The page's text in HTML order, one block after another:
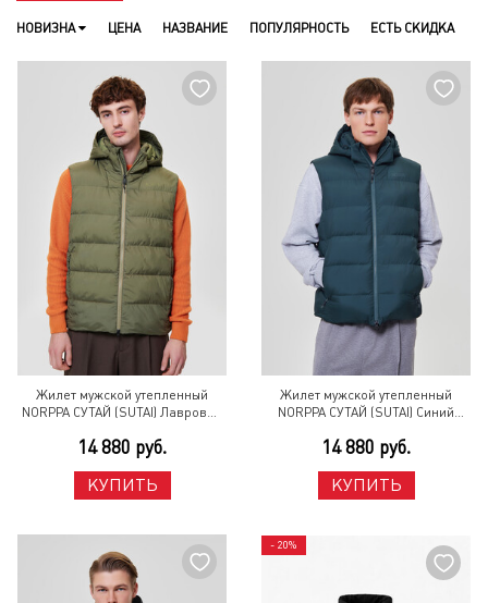
НОВИЗНА ЦЕНА НАЗВАНИЕ ПОПУЛЯРНОСТЬ ЕСТЬ СКИДКА
Жилет мужской утепленный
NORPPA СУТАЙ (SUTAI) Лавровый
14 880 руб.
КУПИТЬ
Жилет мужской утепленный
NORPPA СУТАЙ (SUTAI) Синий
14 880 руб.
КУПИТЬ
- 20%